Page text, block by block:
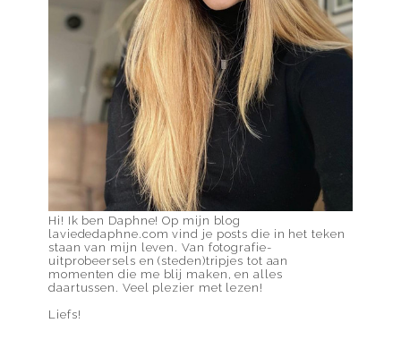
Hi! Ik ben Daphne! Op mijn blog
laviededaphne.com vind je posts die in het teken
staan van mijn leven. Van fotografie-
uitprobeersels en (steden)tripjes tot aan
momenten die me blij maken, en alles
daartussen. Veel plezier met lezen!
Liefs!